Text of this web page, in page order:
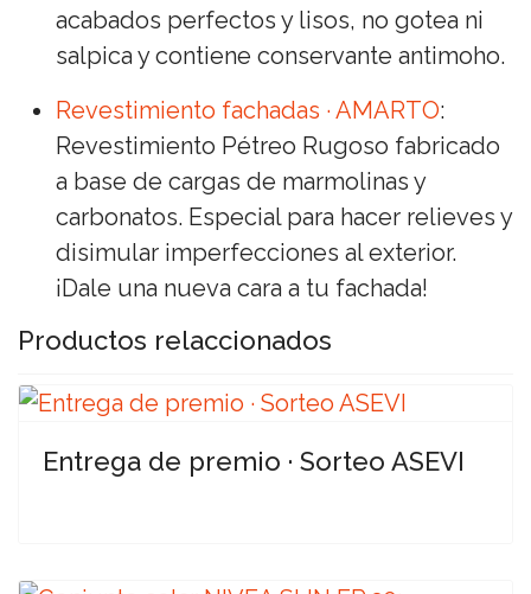
acabados perfectos y lisos, no gotea ni
salpica y contiene conservante antimoho.
Revestimiento fachadas · AMARTO:
Revestimiento Pétreo Rugoso fabricado
a base de cargas de marmolinas y
carbonatos. Especial para hacer relieves y
disimular imperfecciones al exterior.
¡Dale una nueva cara a tu fachada!
Productos relaccionados
Entrega de premio · Sorteo ASEVI